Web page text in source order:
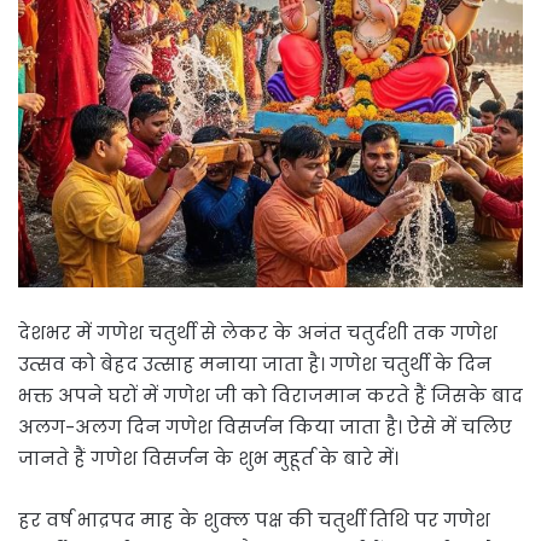
देशभर में गणेश चतुर्थी से लेकर के अनंत चतुर्दशी तक गणेश
उत्सव को बेहद उत्साह मनाया जाता है। गणेश चतुर्थी के दिन
भक्त अपने घरों में गणेश जी को विराजमान करते हैं जिसके बाद
अलग-अलग दिन गणेश विसर्जन किया जाता है। ऐसे में चलिए
जानते हैं गणेश विसर्जन के शुभ मुहूर्त के बारे में।
हर वर्ष भाद्रपद माह के शुक्ल पक्ष की चतुर्थी तिथि पर गणेश